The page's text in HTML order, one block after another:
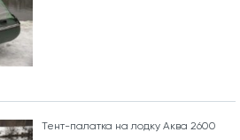
Тент-палатка на лодку Аква 2600